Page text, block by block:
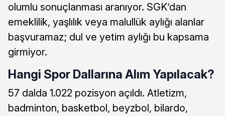
olumlu sonuçlanması aranıyor. SGK’dan
emeklilik, yaşlılık veya malullük aylığı alanlar
başvuramaz; dul ve yetim aylığı bu kapsama
girmiyor.
Hangi Spor Dallarına Alım Yapılacak?
57 dalda 1.022 pozisyon açıldı. Atletizm,
badminton, basketbol, beyzbol, bilardo,